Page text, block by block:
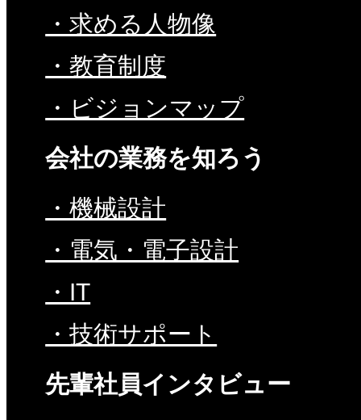
・求める人物像
・教育制度
・ビジョンマップ
会社の業務を知ろう
・機械設計
・電気・電子設計
・IT
・技術サポート
先輩社員インタビュー